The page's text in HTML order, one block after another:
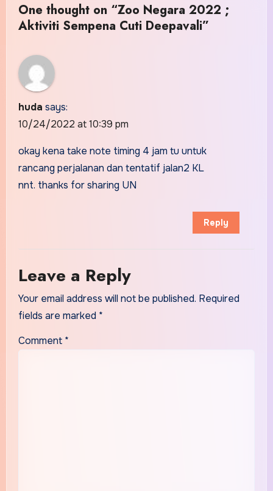
One thought on “Zoo Negara 2022 ;
Aktiviti Sempena Cuti Deepavali”
huda says:
10/24/2022 at 10:39 pm
okay kena take note timing 4 jam tu untuk
rancang perjalanan dan tentatif jalan2 KL
nnt. thanks for sharing UN
Reply
Leave a Reply
Your email address will not be published. Required
fields are marked *
Comment *